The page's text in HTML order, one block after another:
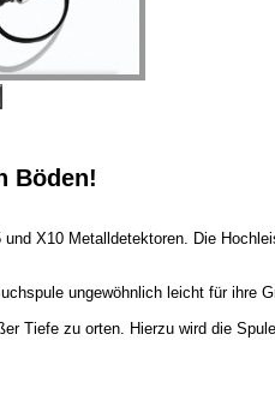
Böden!
X10 Metalldetektoren. Die
ungewöhnlich leicht für ihre
Tiefe zu orten. Hierzu wird die